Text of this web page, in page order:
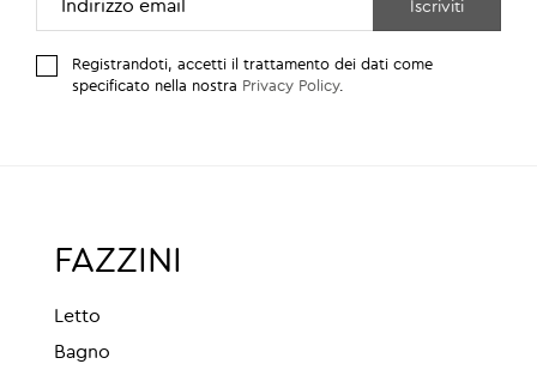
Registrandoti, accetti il trattamento dei dati come
specificato nella nostra Privacy Policy.
FAZZINI
Letto
Bagno